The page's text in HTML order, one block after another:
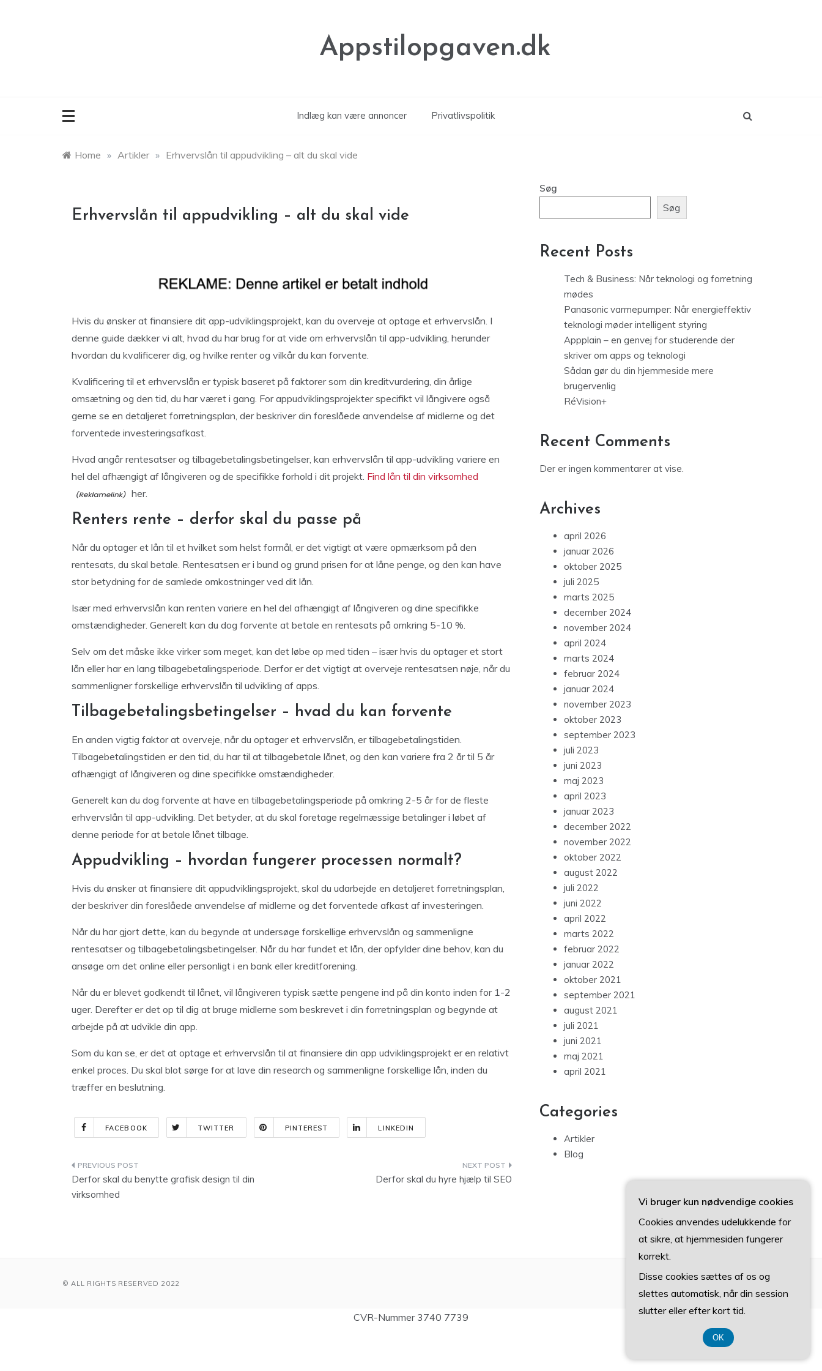
Appstilopgaven.dk
Indlæg kan være annoncer Privatlivspolitik
Home » Artikler » Erhvervslån til appudvikling – alt du skal vide
Erhvervslån til appudvikling – alt du skal vide
Hvis du ønsker at finansiere dit app-udviklingsprojekt, kan du overveje at optage et erhvervslån. I
denne guide dækker vi alt, hvad du har brug for at vide om erhvervslån til app-udvikling, herunder
hvordan du kvalificerer dig, og hvilke renter og vilkår du kan forvente.
Kvalificering til et erhvervslån er typisk baseret på faktorer som din kreditvurdering, din årlige
omsætning og den tid, du har været i gang. For appudviklingsprojekter specifikt vil långivere også
gerne se en detaljeret forretningsplan, der beskriver din foreslåede anvendelse af midlerne og det
forventede investeringsafkast.
Hvad angår rentesatser og tilbagebetalingsbetingelser, kan erhvervslån til app-udvikling variere en
hel del afhængigt af långiveren og de specifikke forhold i dit projekt. Find lån til din virksomhed
her.
Renters rente – derfor skal du passe på
Når du optager et lån til et hvilket som helst formål, er det vigtigt at være opmærksom på den
rentesats, du skal betale. Rentesatsen er i bund og grund prisen for at låne penge, og den kan have
stor betydning for de samlede omkostninger ved dit lån.
Især med erhvervslån kan renten variere en hel del afhængigt af långiveren og dine specifikke
omstændigheder. Generelt kan du dog forvente at betale en rentesats på omkring 5-10 %.
Selv om det måske ikke virker som meget, kan det løbe op med tiden – især hvis du optager et stort
lån eller har en lang tilbagebetalingsperiode. Derfor er det vigtigt at overveje rentesatsen nøje, når du
sammenligner forskellige erhvervslån til udvikling af apps.
Tilbagebetalingsbetingelser – hvad du kan forvente
En anden vigtig faktor at overveje, når du optager et erhvervslån, er tilbagebetalingstiden.
Tilbagebetalingstiden er den tid, du har til at tilbagebetale lånet, og den kan variere fra 2 år til 5 år
afhængigt af långiveren og dine specifikke omstændigheder.
Generelt kan du dog forvente at have en tilbagebetalingsperiode på omkring 2-5 år for de fleste
erhvervslån til app-udvikling. Det betyder, at du skal foretage regelmæssige betalinger i løbet af
denne periode for at betale lånet tilbage.
Appudvikling – hvordan fungerer processen normalt?
Hvis du ønsker at finansiere dit appudviklingsprojekt, skal du udarbejde en detaljeret forretningsplan,
der beskriver din foreslåede anvendelse af midlerne og det forventede afkast af investeringen.
Når du har gjort dette, kan du begynde at undersøge forskellige erhvervslån og sammenligne
rentesatser og tilbagebetalingsbetingelser. Når du har fundet et lån, der opfylder dine behov, kan du
ansøge om det online eller personligt i en bank eller kreditforening.
Når du er blevet godkendt til lånet, vil långiveren typisk sætte pengene ind på din konto inden for 1-2
uger. Derefter er det op til dig at bruge midlerne som beskrevet i din forretningsplan og begynde at
arbejde på at udvikle din app.
Som du kan se, er det at optage et erhvervslån til at finansiere din app udviklingsprojekt er en relativt
enkel proces. Du skal blot sørge for at lave din research og sammenligne forskellige lån, inden du
træffer en beslutning.
FACEBOOK TWITTER PINTEREST LINKEDIN
Indlægsnavigation
Derfor skal du benytte grafisk design til din
virksomhed
Derfor skal du hyre hjælp til SEO
Søg
Søg
Recent Posts
Tech & Business: Når teknologi og forretning
mødes
Panasonic varmepumper: Når energieffektiv
teknologi møder intelligent styring
Appplain – en genvej for studerende der
skriver om apps og teknologi
Sådan gør du din hjemmeside mere
brugervenlig
RéVision+
Recent Comments
Der er ingen kommentarer at vise.
Archives
april 2026
januar 2026
oktober 2025
juli 2025
marts 2025
december 2024
november 2024
april 2024
marts 2024
februar 2024
januar 2024
november 2023
oktober 2023
september 2023
juli 2023
juni 2023
maj 2023
april 2023
januar 2023
december 2022
november 2022
oktober 2022
august 2022
juli 2022
juni 2022
april 2022
marts 2022
februar 2022
januar 2022
oktober 2021
september 2021
august 2021
juli 2021
juni 2021
maj 2021
april 2021
Categories
Artikler
Blog
© ALL RIGHTS RESERVED 2022
CVR-Nummer 3740 7739
Vi bruger kun nødvendige cookies
Cookies anvendes udelukkende for
at sikre, at hjemmesiden fungerer
korrekt.
Disse cookies sættes af os og
slettes automatisk, når din session
slutter eller efter kort tid.
OK